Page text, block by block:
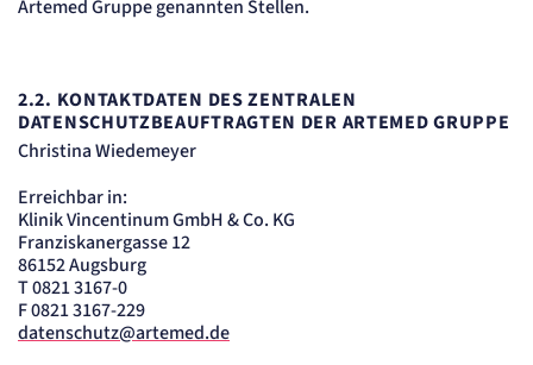
Artemed Gruppe genannten Stellen.
2.2. KONTAKTDATEN DES ZENTRALEN
DATENSCHUTZBEAUFTRAGTEN DER ARTEMED GRUPPE
Christina Wiedemeyer
Erreichbar in:
Klinik Vincentinum GmbH & Co. KG
Franziskanergasse 12
86152 Augsburg
T 0821 3167-0
F 0821 3167-229
datenschutz@artemed.de